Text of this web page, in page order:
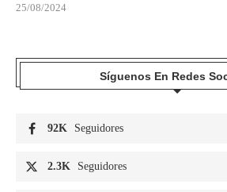
25/08/2024
Síguenos En Redes
92K Seguidores
2.3K Seguidores